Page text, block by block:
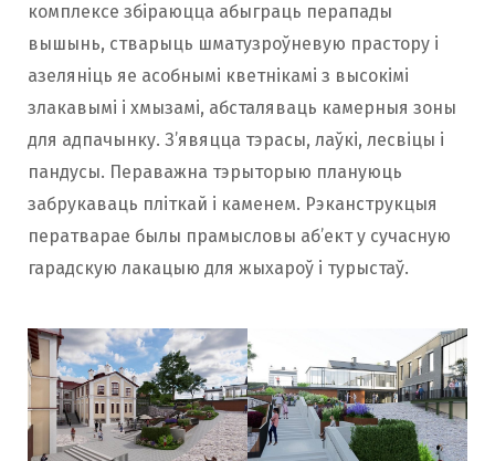
комплексе збіраюцца абыграць перапады
вышынь, стварыць шматузроўневую прастору і
азеляніць яе асобнымі кветнікамі з высокімі
злакавымі і хмызамі, абсталяваць камерныя зоны
для адпачынку. З’явяцца тэрасы, лаўкі, лесвіцы і
пандусы. Пераважна тэрыторыю плануюць
забрукаваць пліткай і каменем. Рэканструкцыя
ператварае былы прамысловы аб’ект у сучасную
гарадскую лакацыю для жыхароў і турыстаў.